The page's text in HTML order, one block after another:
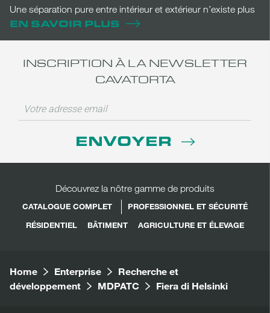
Une séparation pure entre intérieur et extérieur n’existe plus
EN SAVOIR PLUS
INSCRIPTION À LA NEWSLETTER
CAVATORTA
ENVOYER
Découvrez la nôtre gamme de produits
CATALOGUE COMPLET
PROFESSIONNEL ET SÉCURITÉ
RÉSIDENTIEL
BÂTIMENT AGRICULTURE ET ÉLEVAGE
Home Enterprise
Recherche et
développement
MDPATC Fiera di Helsinki